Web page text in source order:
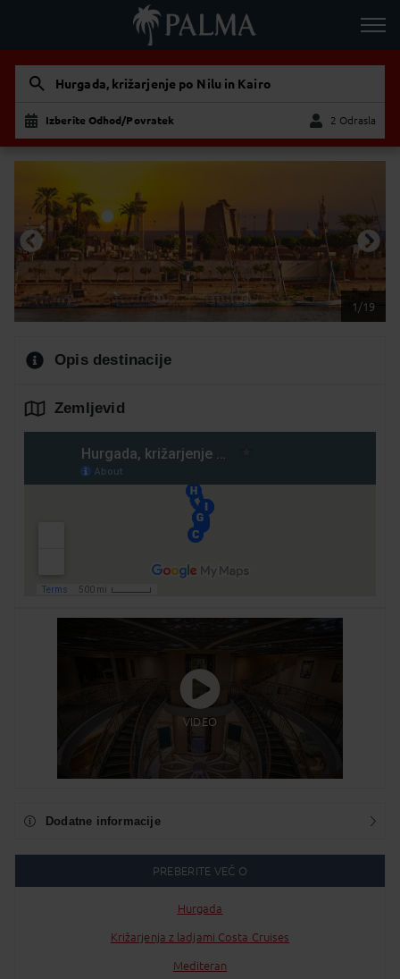
Hurgada, križarjenje po Nilu in Kairo
Izberite Odhod/Povratek 2 Odrasla
1/19
Opis destinacije
Zemljevid
VIDEO
Dodatne informacije
PREBERITE VEČ O
Hurgada
Križarjenja z ladjami Costa Cruises
Mediteran